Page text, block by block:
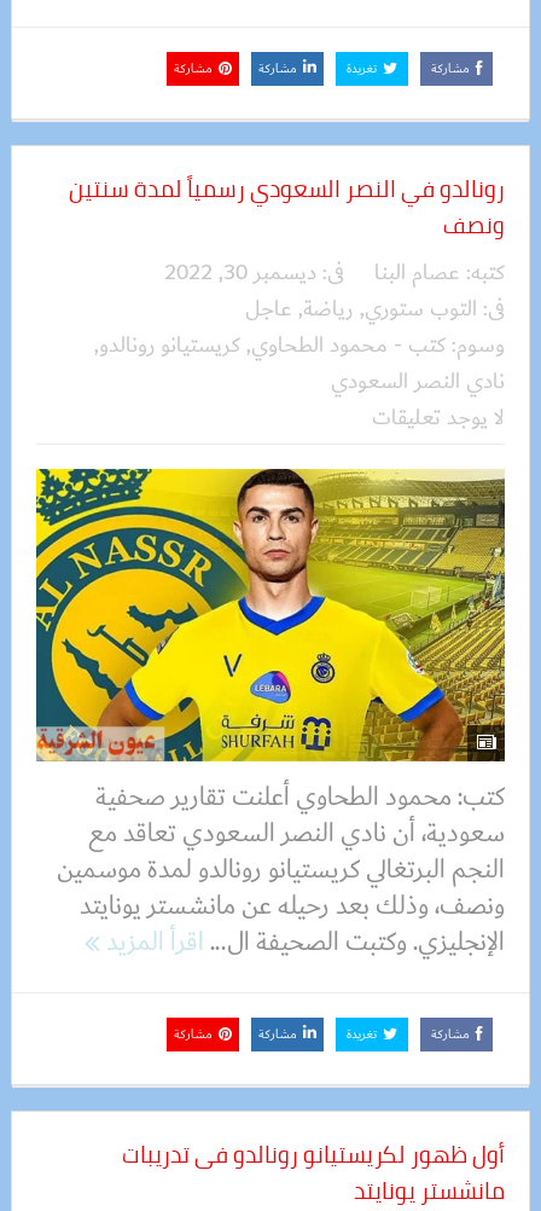
مشاركة تغريدة مشاركة مشاركة
رونالدو في النصر السعودي رسمياً لمدة سنتين
ونصف
كتبه: عصام البنا فى: ديسمبر 30, 2022
فى: التوب ستوري, رياضة, عاجل
وسوم:كتب - محمود الطحاوي,كريستيانو رونالدو,
نادي النصر السعودي
لا يوجد تعليقات
كتب: محمود الطحاوي أعلنت تقارير صحفية
سعودية، أن نادي النصر السعودي تعاقد مع
النجم البرتغالي كريستيانو رونالدو لمدة موسمين
ونصف، وذلك بعد رحيله عن مانشستر يونايتد
الإنجليزي. وكتبت الصحيفة ال...اقرأ المزيد
مشاركة تغريدة مشاركة مشاركة
أول ظهور لكريستيانو رونالدو فى تدريبات
مانشستر يونايتد